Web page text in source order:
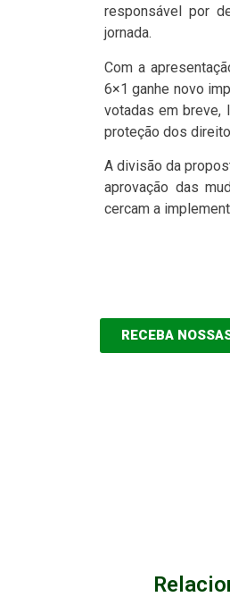
responsável por
jornada.
Com a
6×1 ganhe novo
votadas em breve,
proteção dos
A divisão da
aprovação das
cercam a
RECEBA